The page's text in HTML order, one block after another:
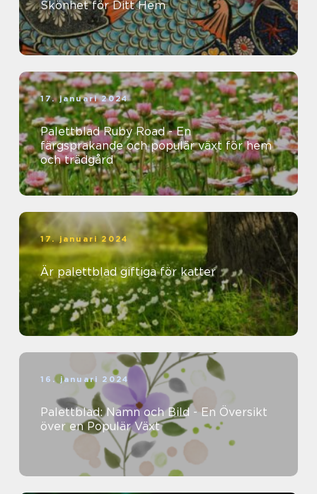
Skönhet för Ditt Hem
17. januari 2024
Palettblad Ruby Road - En
färgsprakande och populär växt för hem
och trädgård
17. januari 2024
Är palettblad giftiga för katter
16. januari 2024
Palettblad: Namn och Bild - En Översikt
över en Populär Växt